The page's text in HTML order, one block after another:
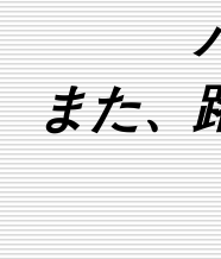
また、